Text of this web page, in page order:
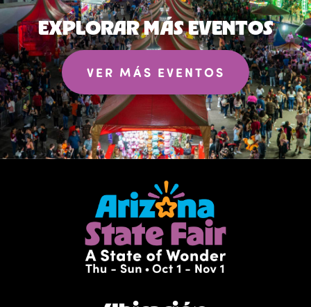
EXPLORAR MÁS EVENTOS
VER MÁS EVENTOS